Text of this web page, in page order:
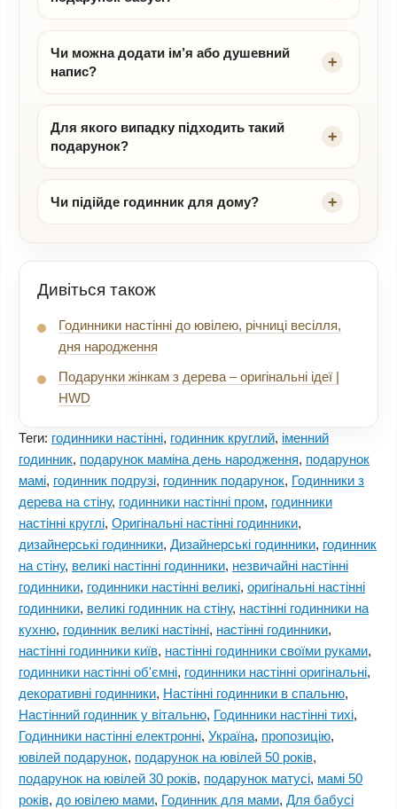
Чи можна додати ім’я або душевний
напис?
Для якого випадку підходить такий
подарунок?
Чи підійде годинник для дому?
Дивіться також
Годинники настінні до ювілею, річниці весілля,
дня народження
Подарунки жінкам з дерева – оригінальні ідеї |
HWD
Теги: годинники настінні, годинник круглий, іменний
годинник, подарунок маміна день народження, подарунок
мамі, годинник подрузі, годинник подарунок, Годинники з
дерева на стіну, годинники настінні пром, годинники
настінні круглі, Оригінальні настінні годинники,
дизайнерські годинники, Дизайнерські годинники, годинник
на стіну, великі настінні годинники, незвичайні настінні
годинники, годинники настінні великі, оригінальні настінні
годинники, великі годинник на стіну, настінні годинники на
кухню, годинник великі настінні, настінні годинники,
настінні годинники київ, настінні годинники своїми руками,
годинники настінні об'ємні, годинники настінні оригінальні,
декоративні годинники, Настінні годинники в спальню,
Настінний годинник у вітальню, Годинники настінні тихі,
Годинники настінні електронні, Україна, пропозицію,
ювілей подарунок, подарунок на ювілей 50 років,
подарунок на ювілей 30 років, подарунок матусі, мамі 50
років, до ювілею мами, Годинник для мами, Для бабусі